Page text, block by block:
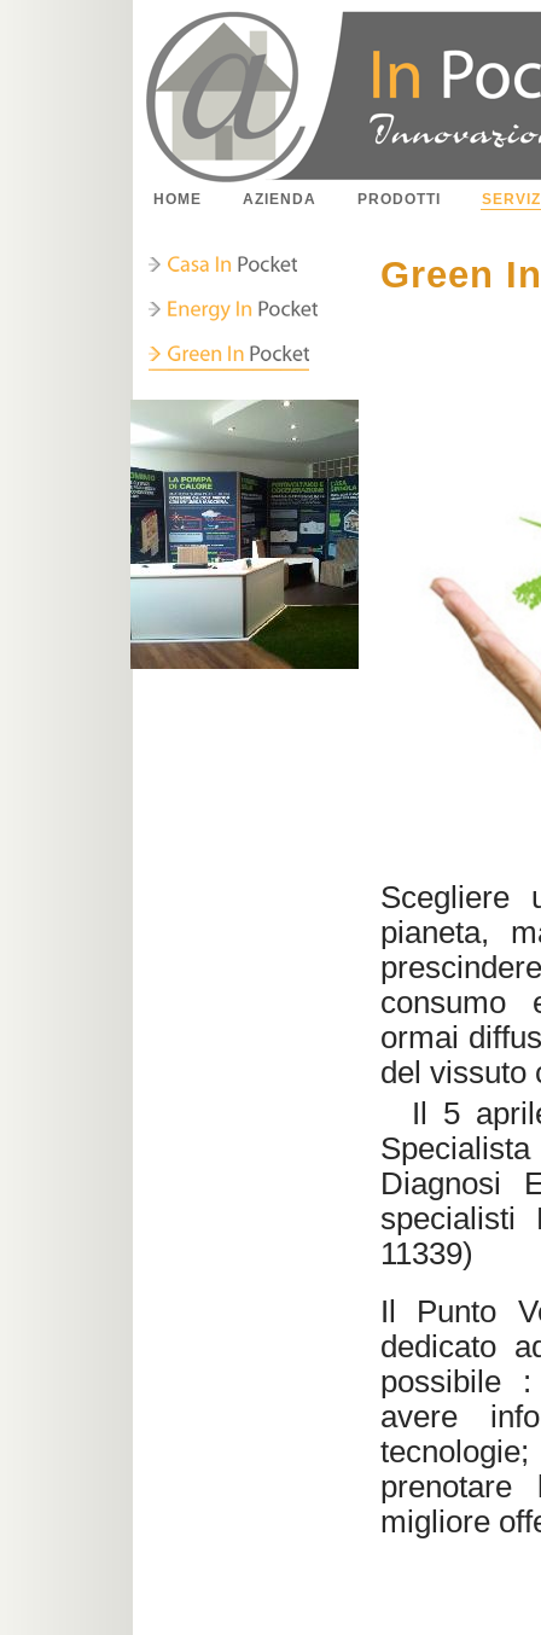
HOME AZIENDA PRODOTTI
Green
Scegliere
pianeta,
consumo
ormai
del vissuto
Il 5
Diagnosi
specialisti
11339)
Il Punto
dedicato
possibile
avere
migliore